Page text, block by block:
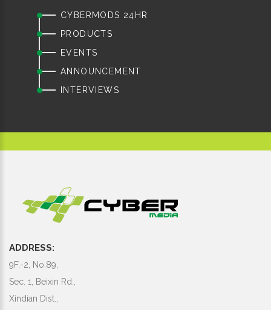
CYBERMODS 24HR
PRODUCTS
EVENTS
ANNOUNCEMENT
INTERVIEWS
ADDRESS:
9F.-2, No.89,
Sec. 1, Beixin Rd.,
Xindian Dist.,